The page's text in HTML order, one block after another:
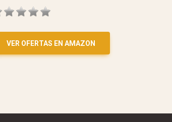
VER OFERTAS EN AMAZON